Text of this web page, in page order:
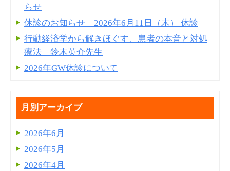
らせ
休診のお知らせ 2026年6月11日（木） 休診
行動経済学から解きほぐす、患者の本音と対処
療法 鈴木英介先生
2026年GW休診について
月別アーカイブ
2026年6月
2026年5月
2026年4月